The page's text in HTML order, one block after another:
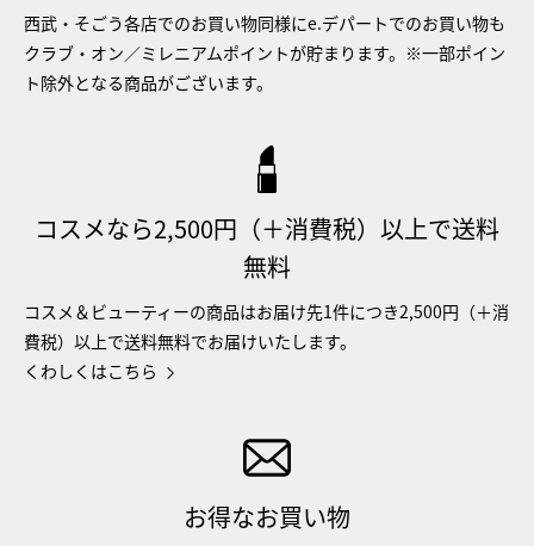
西武・そごう各店でのお買い物同様にe.デパートでのお買い物も
クラブ・オン／ミレニアムポイントが貯まります。※一部ポイン
ト除外となる商品がございます。
コスメなら2,500円（＋消費税）以上で送料
無料
コスメ＆ビューティーの商品はお届け先1件につき2,500円（＋消
費税）以上で送料無料でお届けいたします。
くわしくはこちら
お得なお買い物